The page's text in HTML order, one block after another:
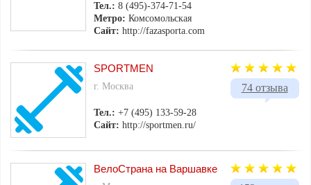
Тел.:8 (495)-374-71-54
Метро:Комсомольская
Сайт: http://fazasporta.com
74 отзыва
SPORTMEN
г. Москва
Тел.:+7 (495) 133-59-28
Сайт: http://sportmen.ru/
ВелоСтрана на Варшавке